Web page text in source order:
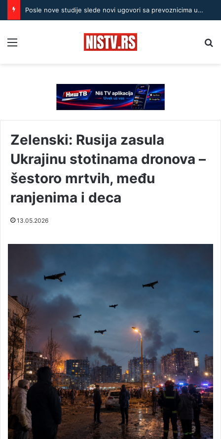
Posle nove studije slede novi ugovori sa prevoznicima u Nišu
Zelenski: Rusija zasula
Ukrajinu stotinama dronova –
šestoro mrtvih, među
ranjenima i deca
13.05.2026